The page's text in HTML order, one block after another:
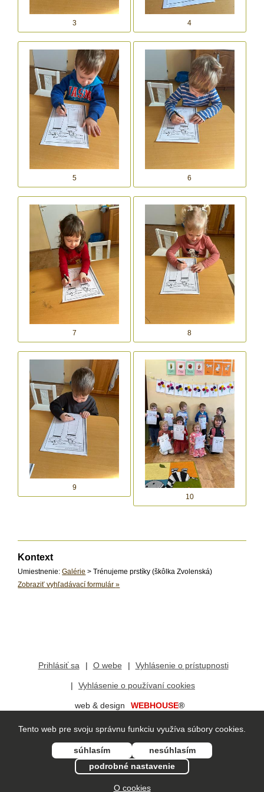
3 4
5 6
7 8
9
10
Kontext
Umiestnenie:Galérie > Trénujeme prstíky (škôlka Zvolenská)
Zobraziť vyhľadávací formulár»
Prihlásiť sa O webe Vyhlásenie o prístupnosti
Vyhlásenie o používaní cookies
web & design WEBHOUSE®
redakčný systém
vis mo®
Tento web pre svoju správnu funkciu využíva súbory cookies.
súhlasím
nesúhlasím
podrobné nastavenie
O cookies